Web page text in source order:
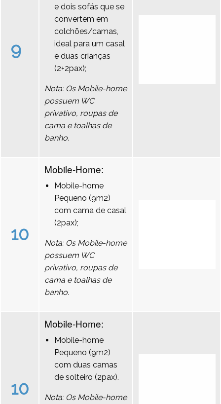
9
e dois sofás que se
convertem em
colchões/camas,
ideal para um casal
e duas crianças
(2+2pax);
Nota: Os Mobile-home
possuem WC
privativo, roupas de
cama e toalhas de
banho.
10
Mobile-Home:
Mobile-home
Pequeno (9m2)
com cama de casal
(2pax);
Nota: Os Mobile-home
possuem WC
privativo, roupas de
cama e toalhas de
banho.
10
Mobile-Home:
Mobile-home
Pequeno (9m2)
com duas camas
de solteiro (2pax).
Nota: Os Mobile-home